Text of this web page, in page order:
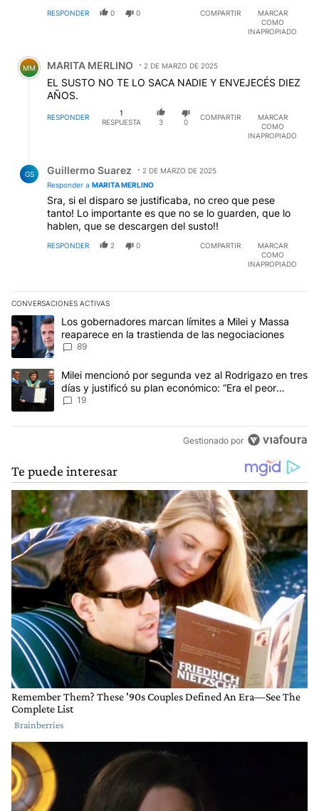
RESPONDER 0 0 COMPARTIR
MARCAR
COMO
INAPROPIADO
Comentario de MARITA MERLINO.
MM MARITA MERLINO 2 DE MARZO DE 2025
EL SUSTO NO TE LO SACA NADIE Y ENVEJECÉS DIEZ
AÑOS.
RESPONDER
1
RESPUESTA
3 0
COMPARTIR
MARCAR
COMO
INAPROPIADO
GS Guillermo Suarez
2 DE MARZO DE 2025
Responder a MARITA MERLINO
Sra, si el disparo se justificaba, no creo que pese
tanto! Lo importante es que no se lo guarden, que lo
hablen, que se descargen del susto!!
RESPONDER 2 0 COMPARTIR
MARCAR
COMO
INAPROPIADO
CONVERSACIONES ACTIVAS
Este listado muestra los artículos con más comentarios en los
Un artículo de tendencia con el título "Los gobernadores
Los gobernadores marcan límites a Milei y Massa
reaparece en la trastienda de las negociaciones
89
Un artículo de tendencia con el título "Milei mencionó por
Milei mencionó por segunda vez al Rodrigazo en tres
días y justificó su plan económico: “Era el peor
escenario posible”
19
Gestionado por